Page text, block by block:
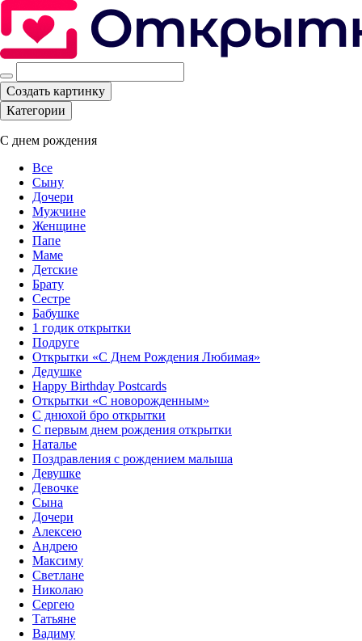
Создать картинку
Категории
С днем рождения
Все
Сыну
Дочери
Мужчине
Женщине
Папе
Маме
Детские
Брату
Сестре
Бабушке
1 годик открытки
Подруге
Открытки «С Днем Рождения Любимая»‎
Дедушке
Happy Birthday Postcards
Открытки «‎С новорожденным»
С днюхой бро открытки
С первым днем рождения открытки
Наталье
Поздравления с рождением малыша
Девушке
Девочке
Сына
Дочери
Алексею
Андрею
Максиму
Светлане
Николаю
Сергею
Татьяне
Вадиму